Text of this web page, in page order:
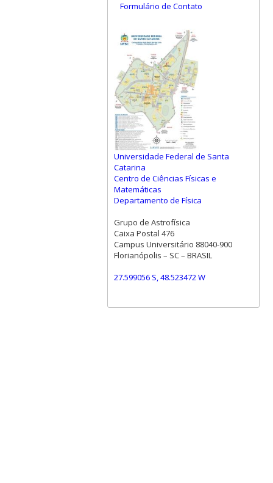
Formulário de Contato
Universidade Federal de Santa
Catarina
Centro de Ciências Físicas e
Matemáticas
Departamento de Física
Grupo de Astrofísica
Caixa Postal 476
Campus Universitário 88040-900
Florianópolis – SC – BRASIL
27.599056 S, 48.523472 W